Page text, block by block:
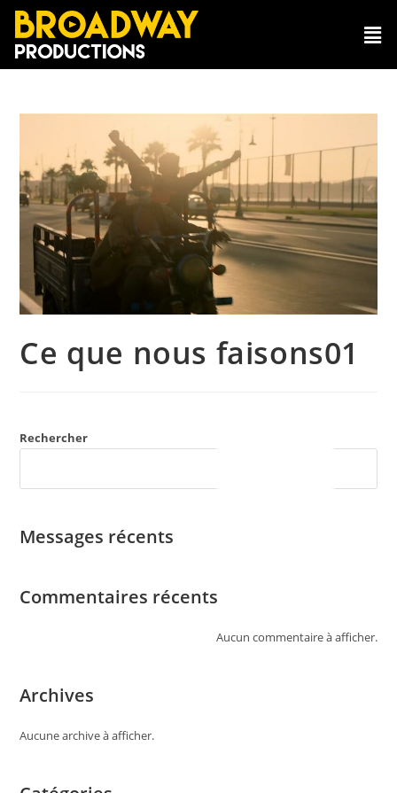
Ce que nous faisons01
Rechercher
Messages récents
Commentaires récents
Aucun commentaire à afficher.
Archives
Aucune archive à afficher.